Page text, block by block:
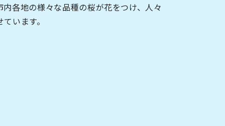
内各地の様々な品種の桜が花をつけ、人々
います。